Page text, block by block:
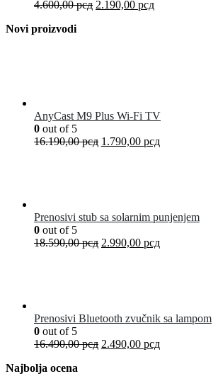
4.600,00рсд 2.190,00 рсд
Novi proizvodi
AnyCast M9 Plus Wi-Fi TV
0 out of 5
16.190,00рсд 1.790,00 рсд
Prenosivi stub sa solarnim punjenjem
0 out of 5
18.590,00рсд 2.990,00 рсд
Prenosivi Bluetooth zvučnik sa lampom
0 out of 5
16.490,00рсд 2.490,00 рсд
Najbolja ocena